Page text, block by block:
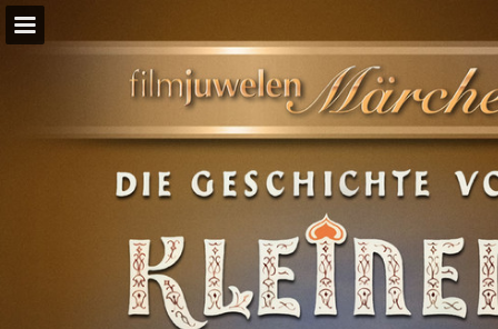
PDF herunterladen
Suchen
Publikation melden